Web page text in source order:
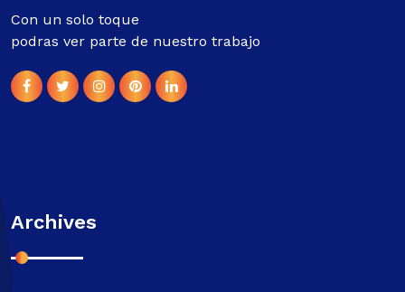
Con un solo toque
podras ver parte de nuestro trabajo
Archives